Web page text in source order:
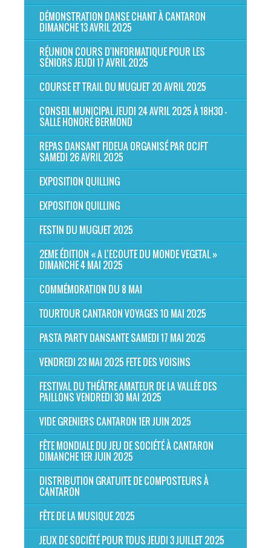
DÉMONSTRATION DANSE CHANT À CANTARON
DIMANCHE 13 AVRIL 2025
RÉUNION COURS D'INFORMATIQUE POUR LES
SÉNIORS JEUDI 17 AVRIL 2025
COURSE ET TRAIL DU MUGUET 20 AVRIL 2025
CONSEIL MUNICIPAL JEUDI 24 AVRIL 2025 À 18H30 -
SALLE HONORÉ BERMOND
REPAS DANSANT FIDEUA ORGANISÉ PAR OCJFT
SAMEDI 26 AVRIL 2025
EXPOSITION QUILLING
EXPOSITION QUILLING
FESTIN DU MUGUET 2025
2EME ÉDITION « A L’ECOUTE DU MONDE VEGETAL »
DIMANCHE 4 MAI 2025
COMMÉMORATION DU 8 MAI
TOURTOUR CANTARON VOYAGES 10 MAI 2025
PASTA PARTY DANSANTE SAMEDI 17 MAI 2025
VENDREDI 23 MAI 2025 FETE DES VOISINS
FESTIVAL DU THÉÂTRE AMATEUR DE LA VALLÉE DES
PAILLONS VENDREDI 30 MAI 2025
VIDE GRENIERS CANTARON 1ER JUIN 2025
FÊTE MONDIALE DU JEU DE SOCIÉTÉ À CANTARON
DIMANCHE 1ER JUIN 2025
DISTRIBUTION GRATUITE DE COMPOSTEURS À
CANTARON
FÊTE DE LA MUSIQUE 2025
JEUX DE SOCIÉTÉ POUR TOUS JEUDI 3 JUILLET 2025